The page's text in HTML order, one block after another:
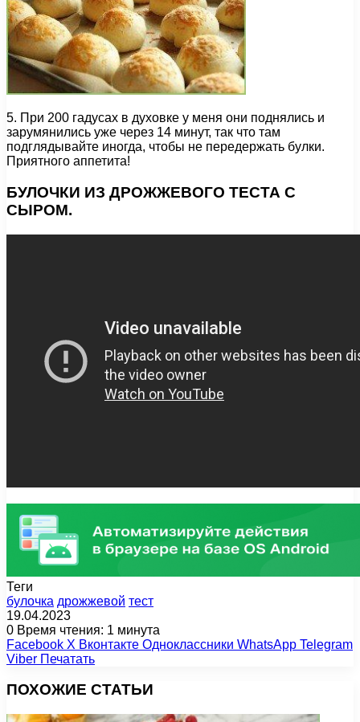
5. При 200 гадусах в духовке у меня они поднялись и
зарумянились уже через 14 минут, так что там
подглядывайте иногда, чтобы не передержать булки.
Приятного аппетита!
БУЛОЧКИ ИЗ ДРОЖЖЕВОГО ТЕСТА С
СЫРОМ.
Теги
булочка дрожжевой тест
19.04.2023
0 Время чтения: 1 минута
Facebook X Вконтакте Одноклассники WhatsApp Telegram
Viber Печатать
ПОХОЖИЕ СТАТЬИ